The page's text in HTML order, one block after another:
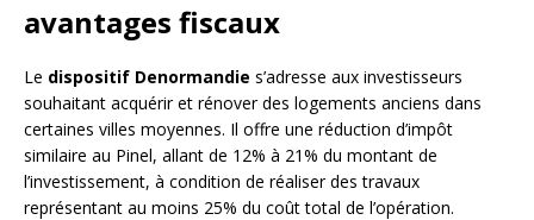
avantages fiscaux
Le dispositif Denormandie s’adresse aux investisseurs
souhaitant acquérir et rénover des logements anciens dans
certaines villes moyennes. Il offre une réduction d’impôt
similaire au Pinel, allant de 12% à 21% du montant de
l’investissement, à condition de réaliser des travaux
représentant au moins 25% du coût total de l’opération.